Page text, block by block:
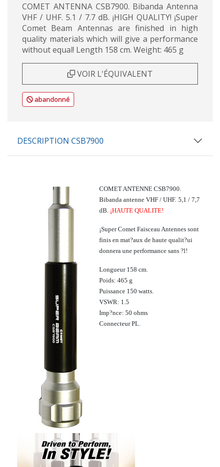
COMET ANTENNA CSB7900. Bibanda Antenna
VHF / UHF. 5.1 / 7.7 dB. ¡HIGH QUALITY! ¡Super
Comet Beam Antennas are finished in high
quality materials which will give a performance
without equal! Length 158 cm. Weight: 465 g
VOIR L'ÉQUIVALENT
abandonné
DESCRIPTION CSB7900
COMET ANTENNE CSB7900.
Bibanda antenne VHF / UHF. 5,1 / 7,7
dB. ¡HAUTE QUALITE!
¡Super Comet Faisceau Antennes sont
finis en mat?aux de haute qualit?ui
donnera une performance sans ?l!
Longueur 158 cm.
Poids: 465 g
Puissance 150 watts.
VSWR: 1.5
Imp?nce: 50 ohms
Connecteur PL.